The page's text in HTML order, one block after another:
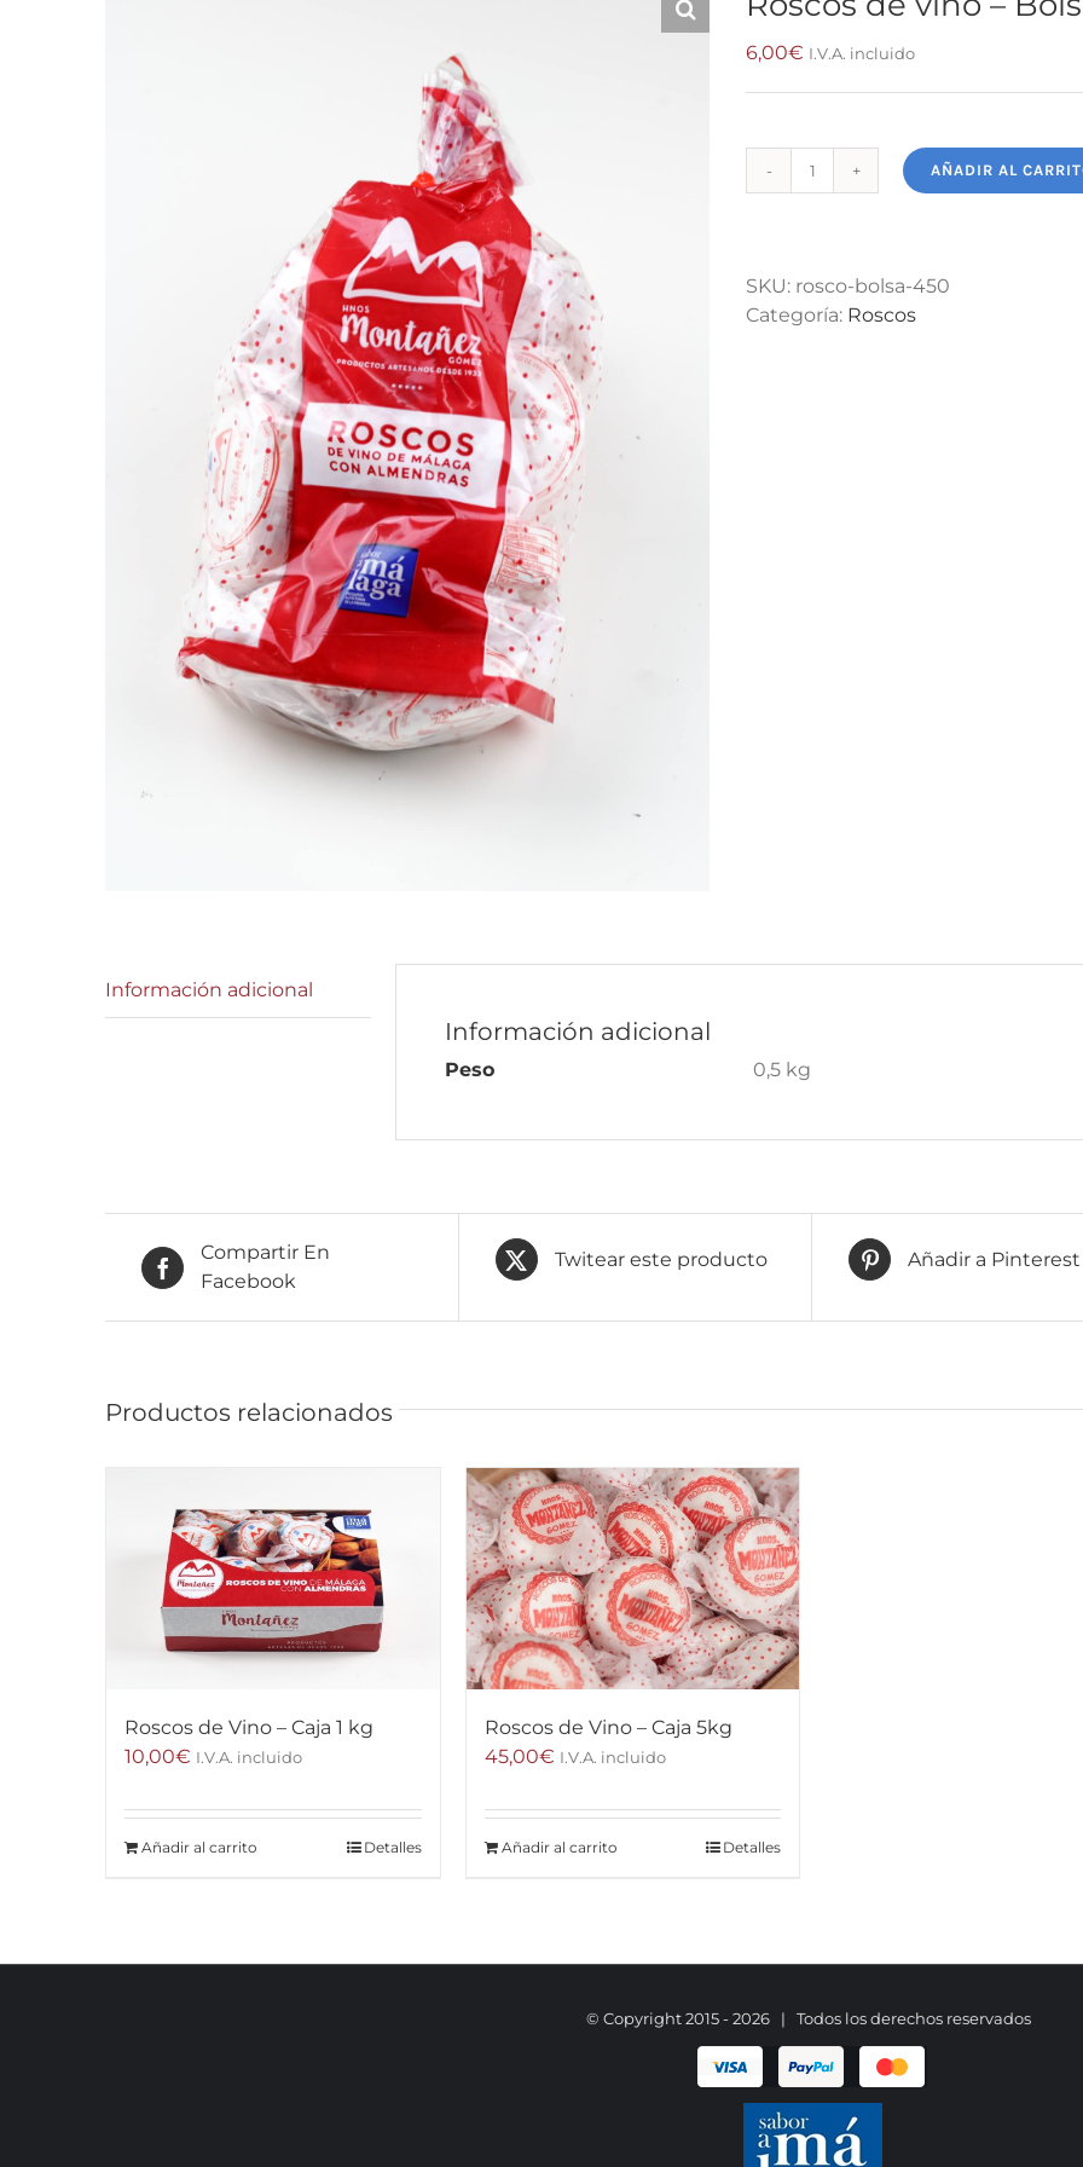
6,00€ I.V.A. incluido
Roscos
Bolsa
450gr
AÑADIR AL
Alternative:
SKU: rosco-bolsa-450
Categoría: Roscos
Información adicional
Información adicional
Peso 0,5 kg
Compartir En
Facebook
Twitear este producto Añadir a Pinterest
Productos relacionados
Roscos de Vino – Caja 1 kg
10,00€ I.V.A. incluido
Añadir al carrito Detalles
Roscos de Vino – Caja 5kg
45,00€ I.V.A. incluido
Añadir al carrito Detalles
© Copyright 2015 -2026 | Todos los derechos reservados